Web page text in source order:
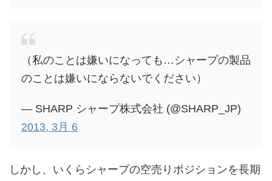
（私のことは嫌いになっても…シャープの製品
のことは嫌いにならないでください）
— SHARP シャープ株式会社 (@SHARP_JP)
2013, 3月 6
しかし、いくらシャープの空売りポジションを長期